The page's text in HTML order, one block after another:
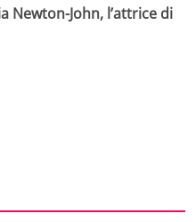
Newton-John, l’attrice di